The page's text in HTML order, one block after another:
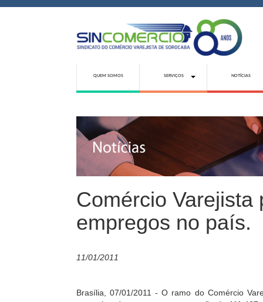
QUEM SOMOS SERVIÇOS NOTÍCIAS
Comércio Varejista
empregos no país.
11/01/2011
Brasília, 07/01/2011 - O ramo do Comércio